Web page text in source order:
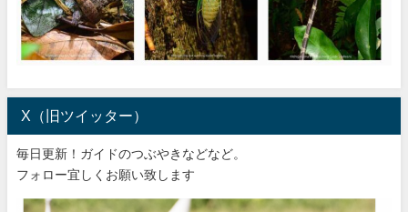
X（旧ツイッター）
毎日更新！ガイドのつぶやきなどなど。
フォロー宜しくお願い致します